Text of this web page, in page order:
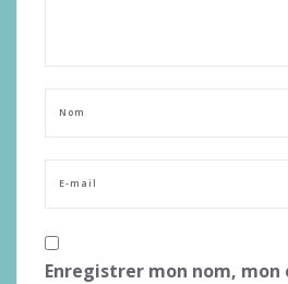
Enregistrer mon nom,